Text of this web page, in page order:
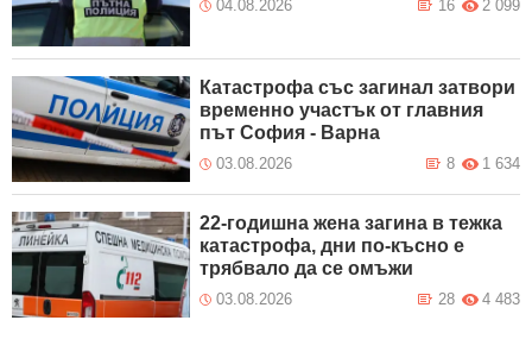
04.08.2026 2 099
16
Катастрофа със загинал затвори
временно участък от главния
път София - Варна
03.08.2026 1 634
8
22-годишна жена загина в тежка
катастрофа, дни по-късно е
трябвало да се омъжи
03.08.2026 4 483
28